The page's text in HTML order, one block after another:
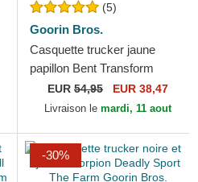
(5)
Goorin Bros.
Casquette trucker jaune
papillon Bent Transform
Farmigami The Farm Goorin
Bros.
EUR 54,95 EUR 38,47
Livraison le mardi, 11 aout
-30%